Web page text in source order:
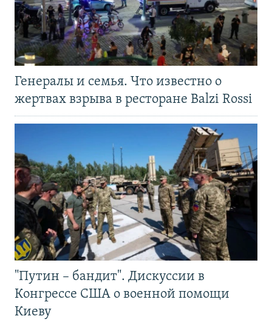
Генералы и семья. Что известно о
жертвах взрыва в ресторане Balzi Rossi
"Путин – бандит". Дискуссии в
Конгрессе США о военной помощи
Киеву